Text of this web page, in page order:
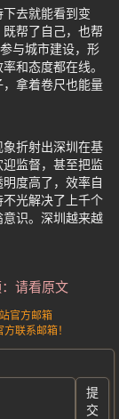
去就能看到变
帮了自己，也帮
与城市建设，形
和态度都在线。
拿着卷尺也能量
折射出深圳在基
监督，甚至把监
度高了，效率自
光解决了上千个
识。深圳越来越
请看原文
官方邮箱
联系邮箱！
提
交